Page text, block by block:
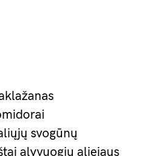
svogūnų
alyvuogių aliejaus